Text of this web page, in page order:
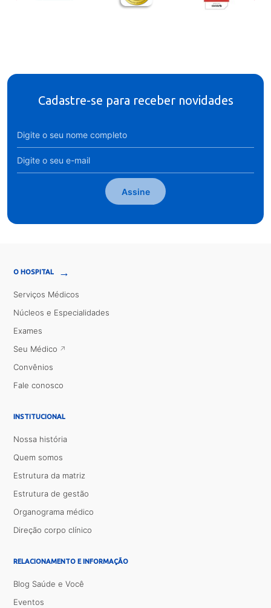
Cadastre-se para receber novidades
Assine
O HOSPITAL →
Serviços Médicos
Núcleos e Especialidades
Exames
Seu Médico
Convênios
Fale conosco
INSTITUCIONAL
Nossa história
Quem somos
Estrutura da matriz
Estrutura de gestão
Organograma médico
Direção corpo clínico
RELACIONAMENTO E INFORMAÇÃO
Blog Saúde e Você
Eventos